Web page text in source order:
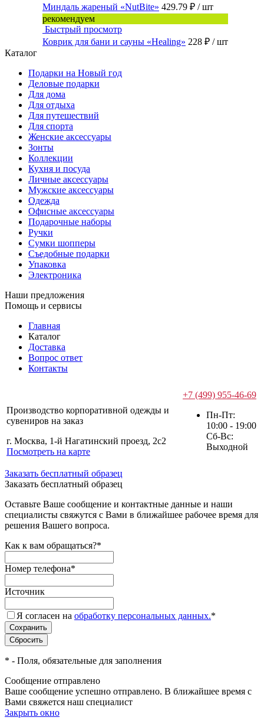
Миндаль жареный «NutBite» 429.79 ₽ / шт
рекомендуем
Быстрый просмотр
Коврик для бани и сауны «Healing» 228 ₽ / шт
Каталог
Подарки на Новый год
Деловые подарки
Для дома
Для отдыха
Для путешествий
Для спорта
Женские аксессуары
Зонты
Коллекции
Кухня и посуда
Личные аксессуары
Мужские аксессуары
Одежда
Офисные аксессуары
Подарочные наборы
Ручки
Сумки шопперы
Съедобные подарки
Упаковка
Электроника
Наши предложения
Помощь и сервисы
Главная
Каталог
Доставка
Вопрос ответ
Контакты
Производство корпоративной одежды и
сувениров на заказ
г. Москва, 1-й Нагатинский проезд, 2с2
Посмотреть на карте
+7 (499) 955-46-69
Пн-Пт:
10:00 - 19:00
Сб-Вс:
Выходной
Заказать бесплатный образец
Заказать бесплатный образец
Оставьте Ваше сообщение и контактные данные и наши
специалисты свяжутся с Вами в ближайшее рабочее время для
решения Вашего вопроса.
Как к вам обращаться?*
Номер телефона*
Источник
Я согласен на обработку персональных данных.*
* - Поля, обязательные для заполнения
Сообщение отправлено
Ваше сообщение успешно отправлено. В ближайшее время с
Вами свяжется наш специалист
Закрыть окно